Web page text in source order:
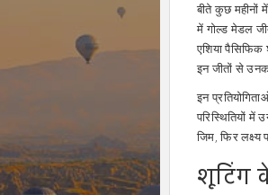
बीते कुछ महीनों
में गोल्ड मेडल
एशिया पैसिफिक
इन जीतों से
इन
परिस्थितियों में
जिम, फिर
शूटिंग